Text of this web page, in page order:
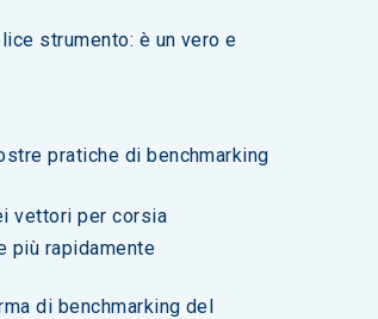
strumento: è un vero e
pratiche di benchmarking
vettori per corsia
più rapidamente
di benchmarking del